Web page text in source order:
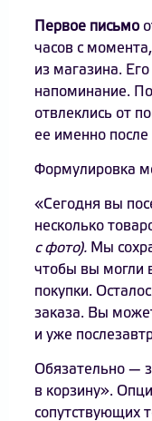
Первое письмо
часов с
из магазина.
напоминание.
отвлеклись от
ее именно после
Формулировка
«Сегодня вы
несколько
с фото). Мы
чтобы вы могли
покупки.
заказа. Вы
и уже
Обязательно —
в корзину».
сопутствующих